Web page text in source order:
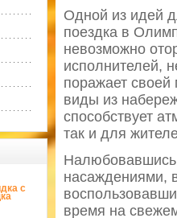
с
Одной из идей
поездка в
невозможно
исполнителей,
поражает
виды из
способствует
так и для
Налюбовавшись
насаждениями,
время на